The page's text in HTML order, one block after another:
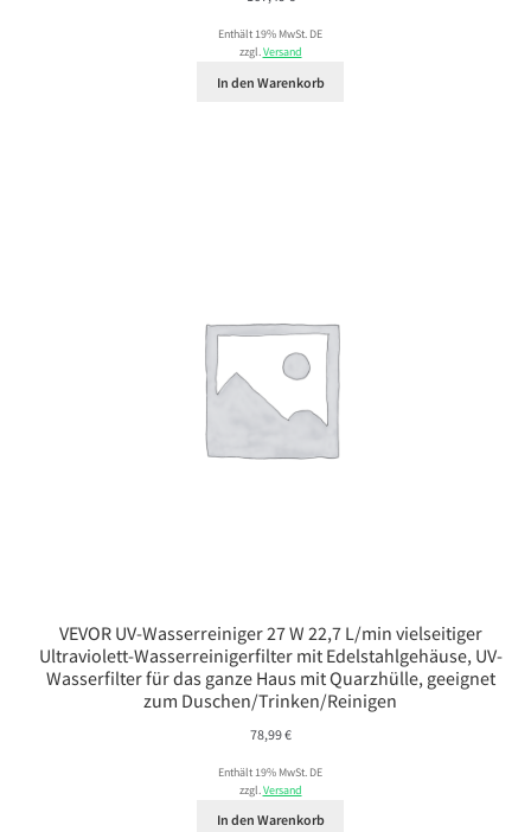
Enthält 19% MwSt. DE
zzgl.Versand
In den Warenkorb
VEVOR UV-Wasserreiniger 27 W 22,7 L/min vielseitiger
Ultraviolett-Wasserreinigerfilter mit Edelstahlgehäuse, UV-
Wasserfilter für das ganze Haus mit Quarzhülle, geeignet
zum Duschen/Trinken/Reinigen
78,99€
Enthält 19% MwSt. DE
zzgl.Versand
In den Warenkorb